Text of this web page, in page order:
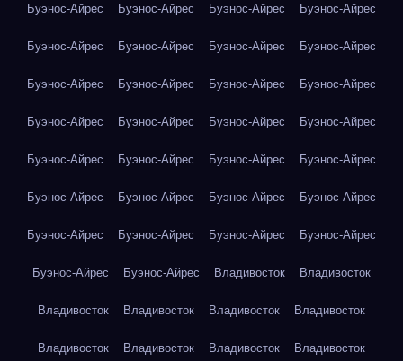
Буэнос-Айрес Буэнос-Айрес Буэнос-Айрес Буэнос-Айрес
Буэнос-Айрес Буэнос-Айрес Буэнос-Айрес Буэнос-Айрес
Буэнос-Айрес Буэнос-Айрес Буэнос-Айрес Буэнос-Айрес
Буэнос-Айрес Буэнос-Айрес Буэнос-Айрес Буэнос-Айрес
Буэнос-Айрес Буэнос-Айрес Буэнос-Айрес Буэнос-Айрес
Буэнос-Айрес Буэнос-Айрес Буэнос-Айрес Буэнос-Айрес
Буэнос-Айрес Буэнос-Айрес Буэнос-Айрес Буэнос-Айрес
Буэнос-Айрес Буэнос-Айрес Владивосток Владивосток
Владивосток Владивосток Владивосток Владивосток
Владивосток Владивосток Владивосток Владивосток